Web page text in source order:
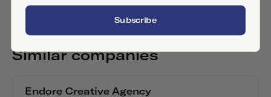
Similar companies
Endore Creative Agency
Subscribe